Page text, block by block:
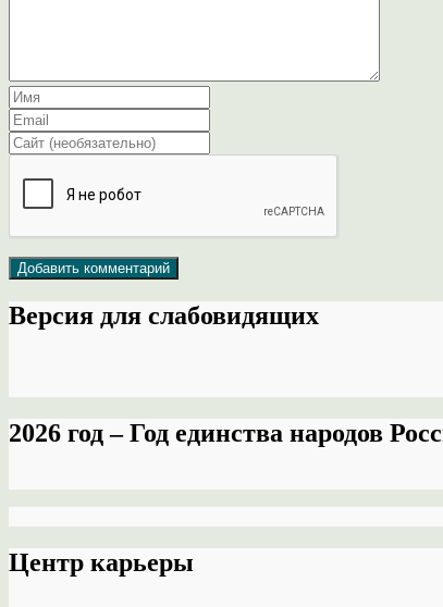
Версия для слабовидящих
2026 год – Год единства народов
Центр карьеры